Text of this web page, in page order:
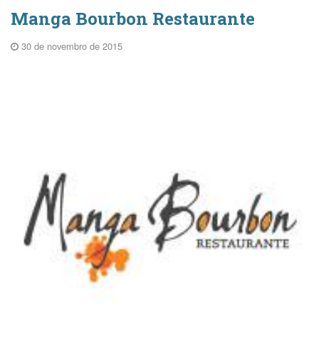
Manga Bourbon Restaurante
30 de novembro de 2015